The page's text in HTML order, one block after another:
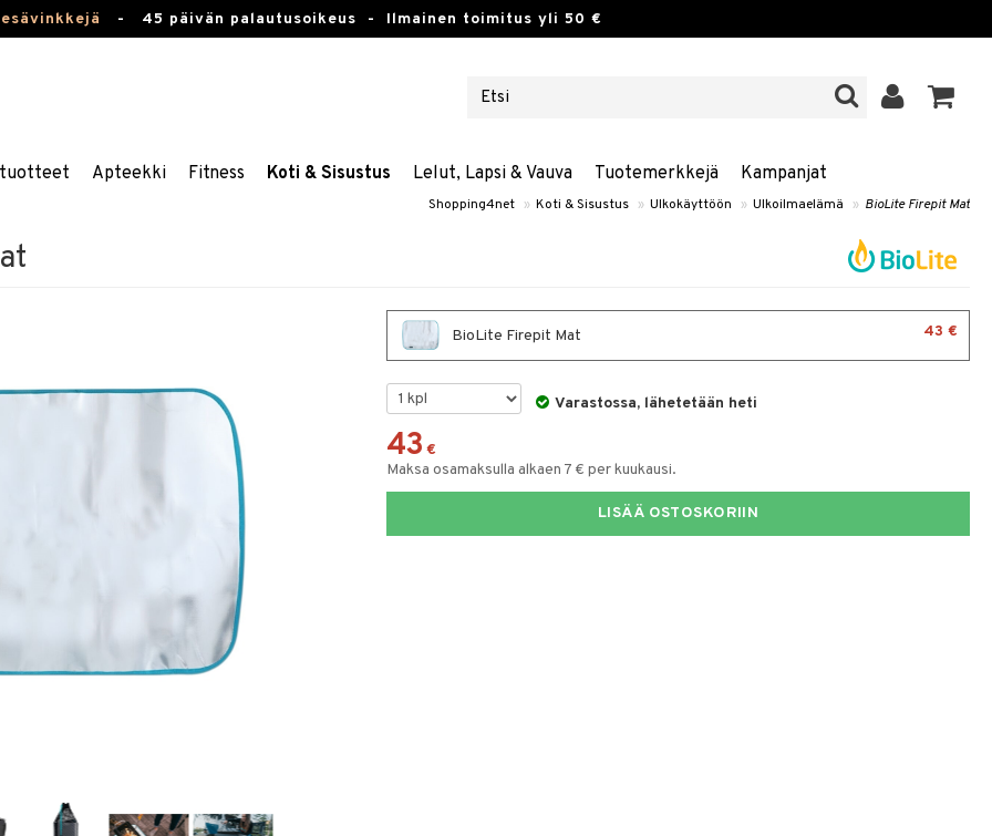
- 45 päivän palautusoikeus - Ilmainen toimitus yli 50 €
Apteekki Fitness Koti & Sisustus Lelut, Lapsi & Vauva Tuotemerkkejä Kampanjat
Shopping4net » Koti & Sisustus » Ulkokäyttöön » Ulkoilmaelämä » BioLite Firepit Mat
BioLite Firepit Mat 43 €
Varastossa, lähetetään heti
43 €
Maksa osamaksulla alkaen 7 € per kuukausi.
LISÄÄ OSTOSKORIIN